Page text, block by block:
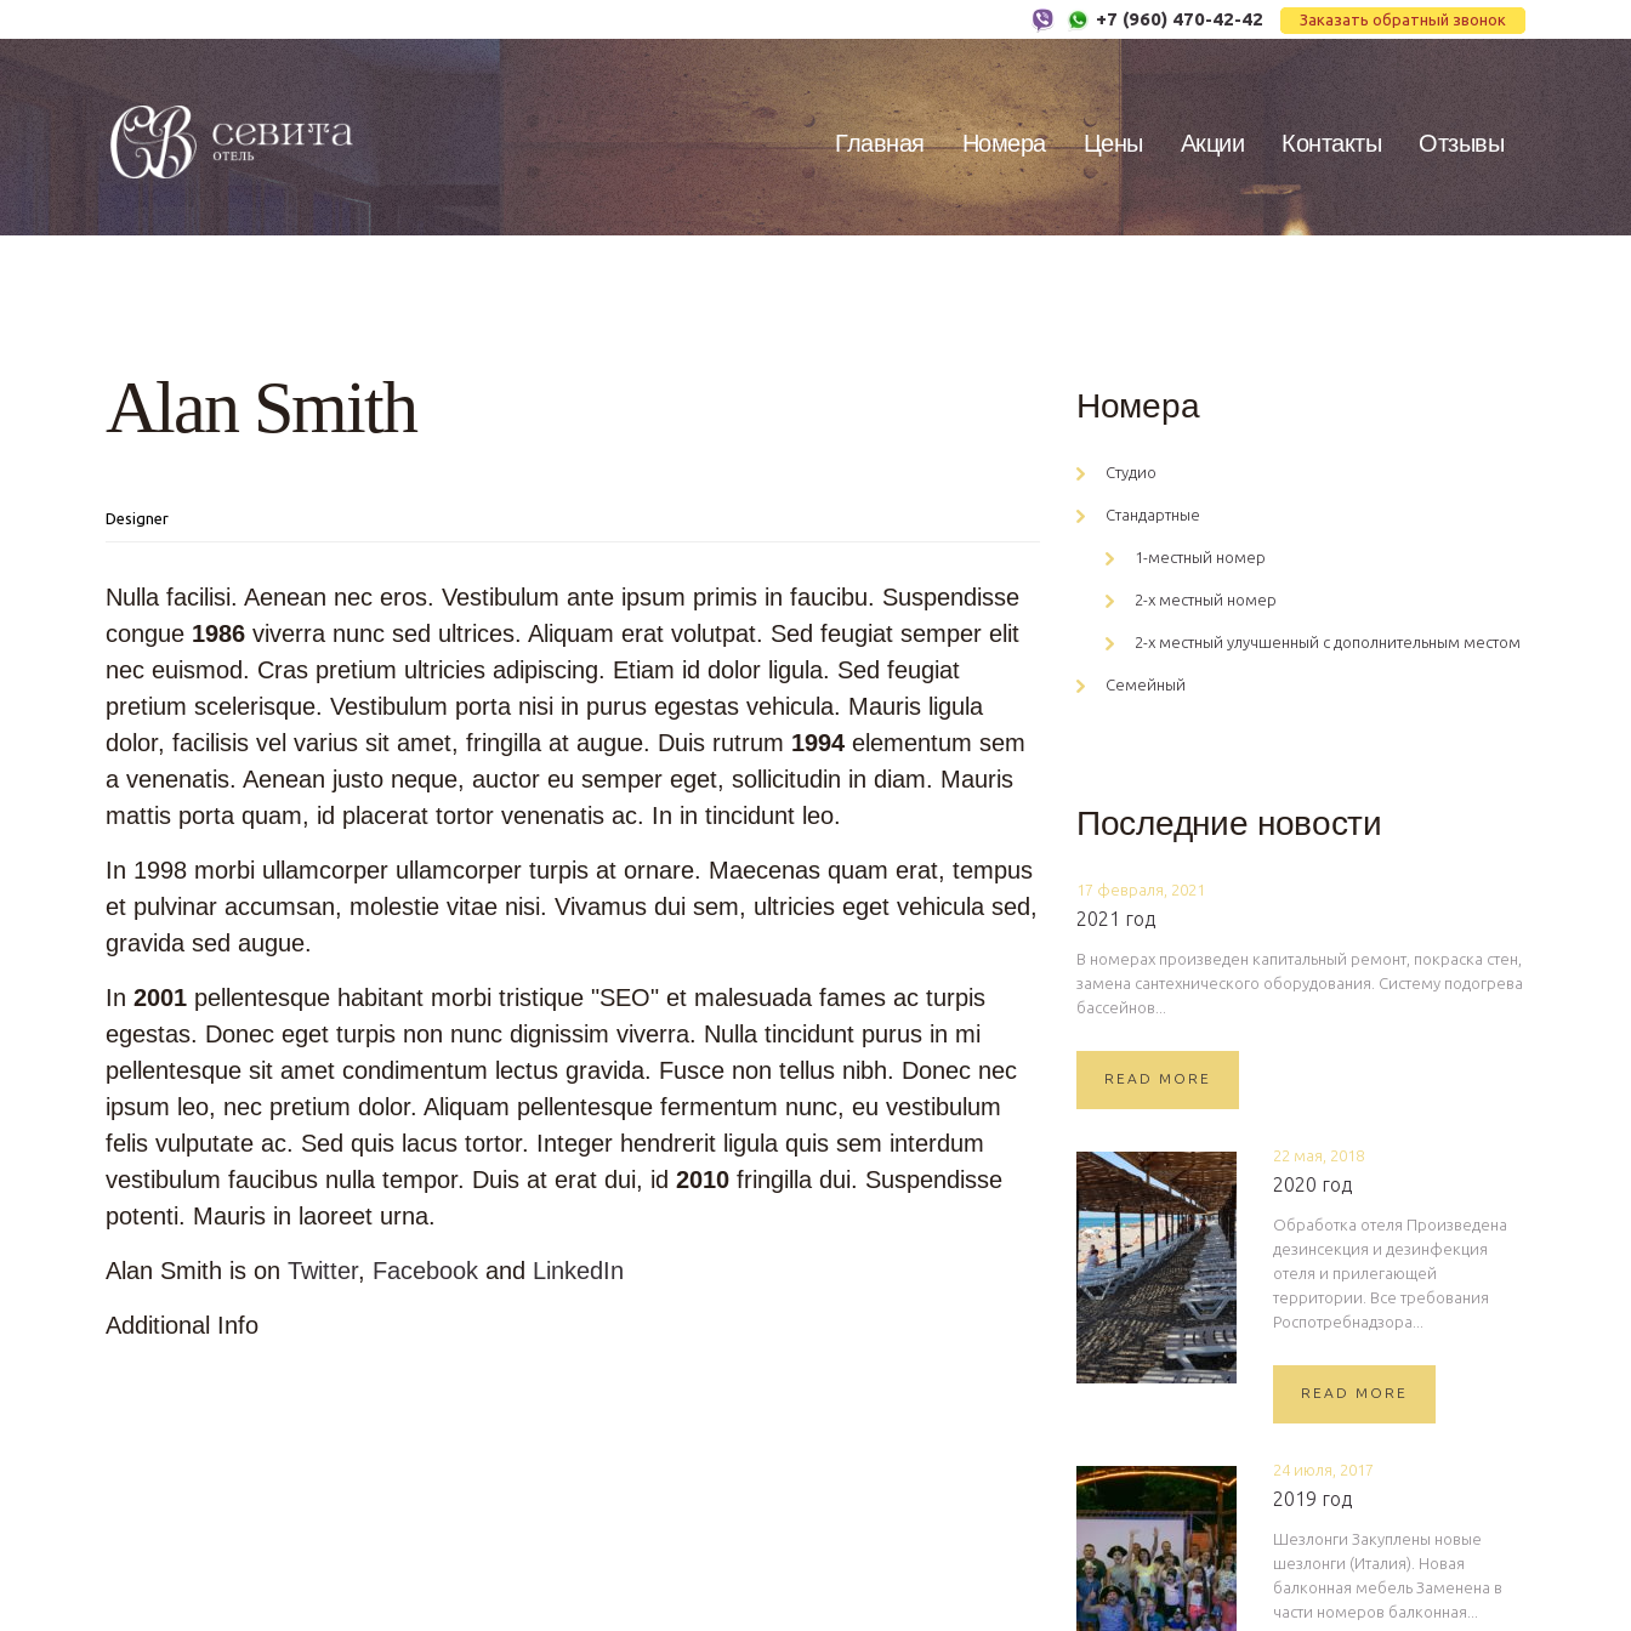
Заказать обратный звонок
+7 (960) 470-42-42
Главная Номера Цены Акции Контакты Отзывы
Alan Smith
Designer
Nulla facilisi. Aenean nec eros. Vestibulum ante ipsum primis in faucibu. Suspendisse
congue 1986 viverra nunc sed ultrices. Aliquam erat volutpat. Sed feugiat semper elit
nec euismod. Cras pretium ultricies adipiscing. Etiam id dolor ligula. Sed feugiat
pretium scelerisque. Vestibulum porta nisi in purus egestas vehicula. Mauris ligula
dolor, facilisis vel varius sit amet, fringilla at augue. Duis rutrum 1994 elementum sem
a venenatis. Aenean justo neque, auctor eu semper eget, sollicitudin in diam. Mauris
mattis porta quam, id placerat tortor venenatis ac. In in tincidunt leo.
In 1998 morbi ullamcorper ullamcorper turpis at ornare. Maecenas quam erat, tempus
et pulvinar accumsan, molestie vitae nisi. Vivamus dui sem, ultricies eget vehicula sed,
gravida sed augue.
In 2001 pellentesque habitant morbi tristique "SEO" et malesuada fames ac turpis
egestas. Donec eget turpis non nunc dignissim viverra. Nulla tincidunt purus in mi
pellentesque sit amet condimentum lectus gravida. Fusce non tellus nibh. Donec nec
ipsum leo, nec pretium dolor. Aliquam pellentesque fermentum nunc, eu vestibulum
felis vulputate ac. Sed quis lacus tortor. Integer hendrerit ligula quis sem interdum
vestibulum faucibus nulla tempor. Duis at erat dui, id 2010 fringilla dui. Suspendisse
potenti. Mauris in laoreet urna.
Alan Smith is on Twitter, Facebook and LinkedIn
Additional Info
Номера
Студио
Стандартные
1-местный номер
2-х местный номер
2-х местный улучшенный с дополнительным местом
Семейный
Последние новости
17 февраля, 2021
2021 год
В номерах произведен капитальный ремонт, покраска стен,
замена сантехнического оборудования. Систему подогрева
бассейнов...
READ MORE
22 мая, 2018
2020 год
Обработка отеля Произведена
дезинсекция и дезинфекция
отеля и прилегающей
территории. Все требования
Роспотребнадзора...
READ MORE
24 июля, 2017
2019 год
Шезлонги Закуплены новые
шезлонги (Италия). Новая
балконная мебель Заменена в
части номеров балконная...